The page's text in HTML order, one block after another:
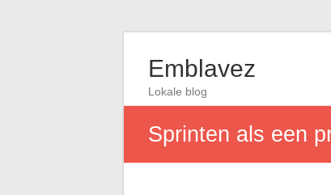
Emblavez
Lokale blog
Sprinten als een